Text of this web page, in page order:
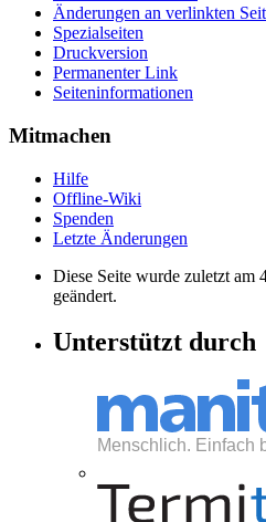
Änderungen an verlinkten
Spezialseiten
Druckversion
Permanenter Link
Seiten­informationen
Mitmachen
Hilfe
Offline-Wiki
Spenden
Letzte Änderungen
Diese Seite wurde zuletzt am
geändert.
Unterstützt durch